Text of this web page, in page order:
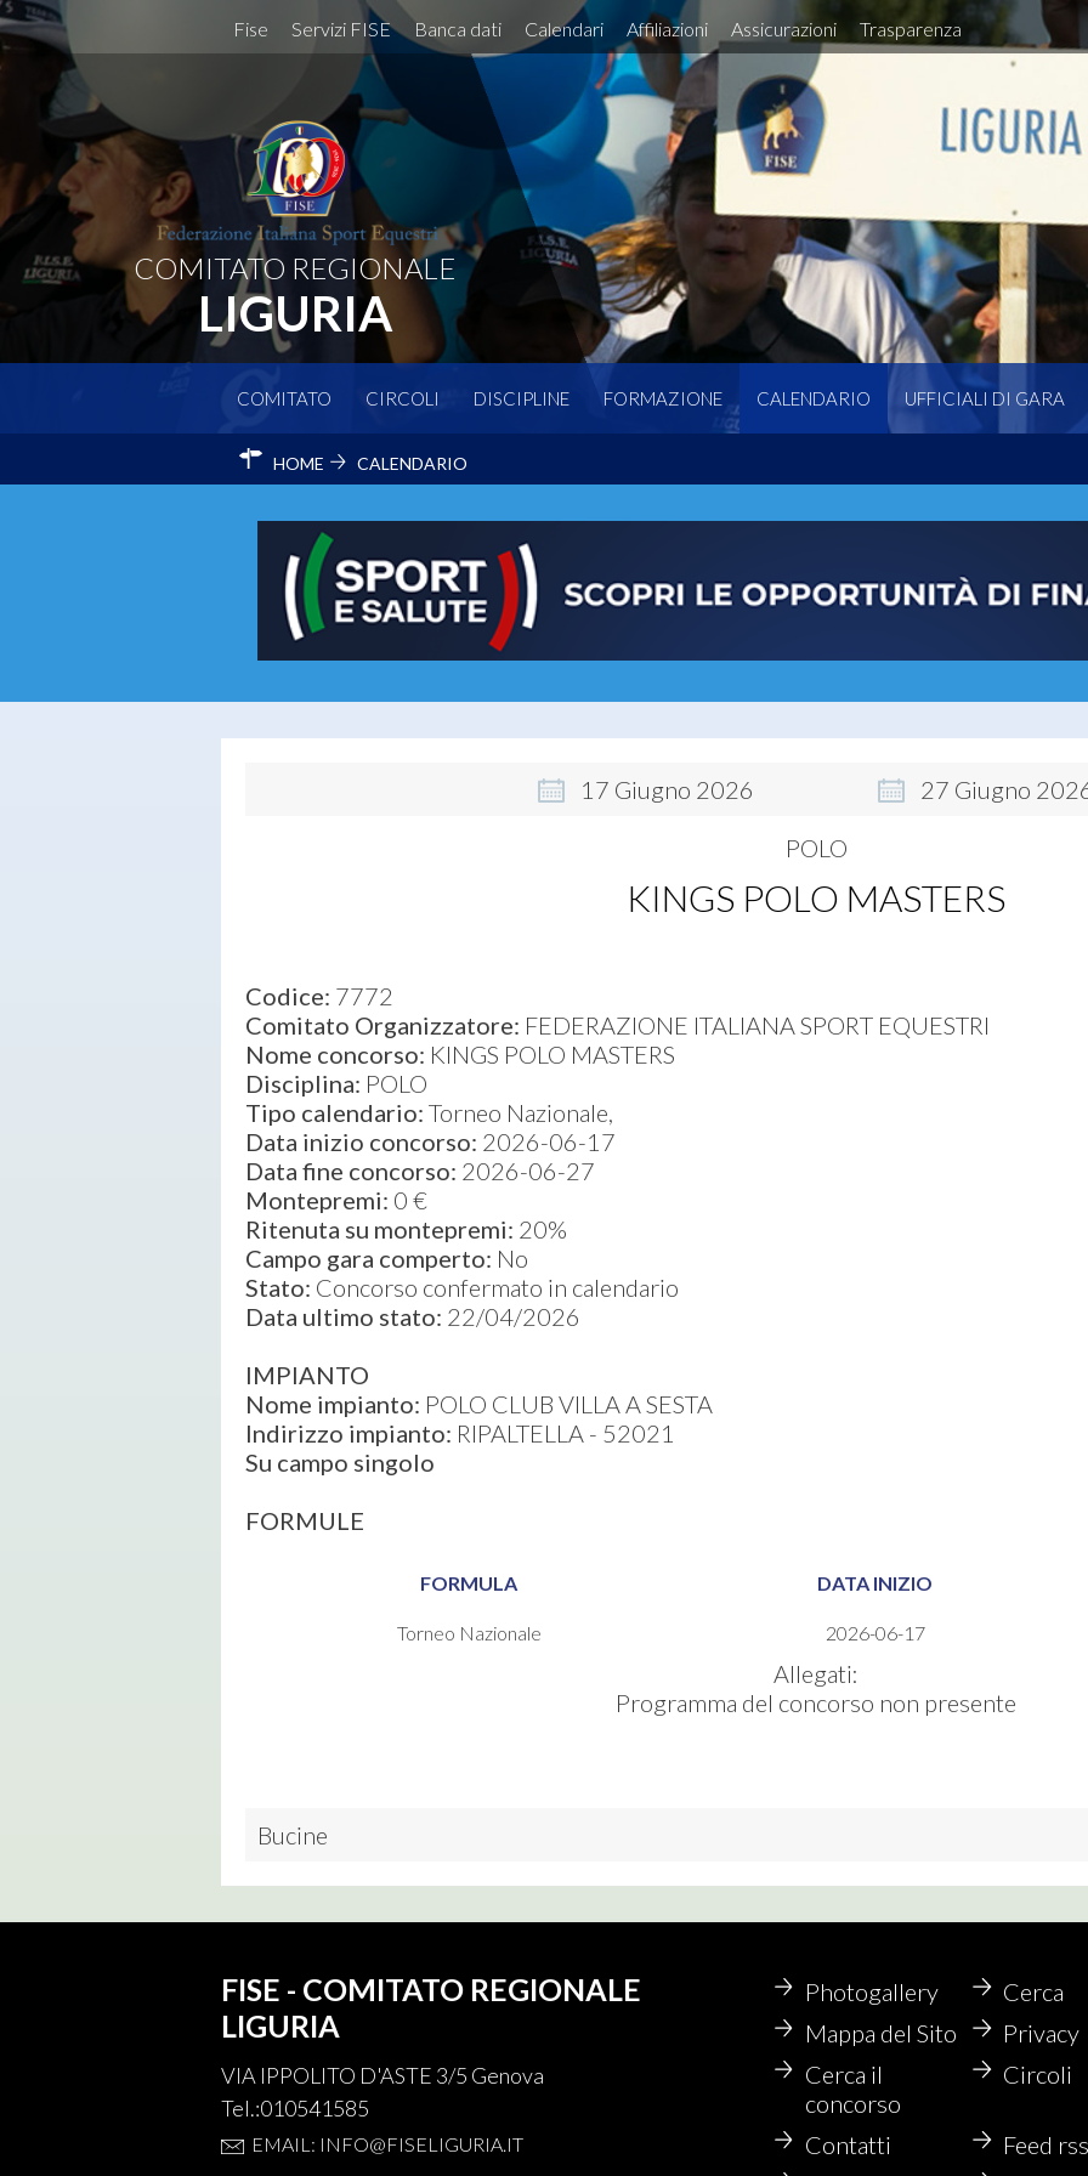
Fise Servizi FISE Banca dati Calendari Affiliazioni Assicurazioni Trasparenza
COMITATO REGIONALE
LIGURIA
COMITATO CIRCOLI DISCIPLINE FORMAZIONE CALENDARIO UFFICIALI DI GARA
HOME CALENDARIO
17 Giugno 2026 27 Giugno
KINGS POLO MASTERS
Codice: 7772
Comitato Organizzatore: FEDERAZIONE ITALIANA SPORT EQUESTRI
Nome concorso: KINGS POLO MASTERS
Disciplina: POLO
Tipo calendario: Torneo Nazionale,
Data inizio concorso: 2026-06-17
Data fine concorso: 2026-06-27
Montepremi: 0 €
Ritenuta su montepremi: 20%
Campo gara comperto: No
Stato: Concorso confermato in calendario
Data ultimo stato: 22/04/2026
IMPIANTO
Nome impianto: POLO CLUB VILLA A SESTA
Indirizzo impianto: RIPALTELLA - 52021
Su campo singolo
FORMULE
FORMULA DATA INIZIO
Torneo Nazionale 2026-06-17
Allegati:
Programma del concorso non presente
POLO
Bucine
FISE - COMITATO REGIONALE
LIGURIA
VIA IPPOLITO D'ASTE 3/5 Genova
Tel.:010541585
EMAIL: INFO@FISELIGURIA.IT
Photogallery
Cerca
Mappa del Sito
Privacy
Cerca il
concorso
Circoli
Contatti
Feed